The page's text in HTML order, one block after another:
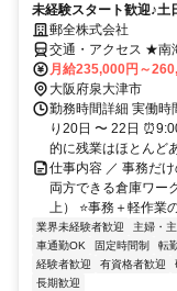
未経験スタート歓迎♪
郵全株式会社
交通・アクセス ★南
バイク・自転車通勤
月給235,000円～
大阪府泉大津市
勤務時間詳細 実働時
り20日 〜 22日
的に残業はほとんど
仕事内容 ／ 事務だ
両方できる倉庫ワー
上） ⭐事務＋軽作業
業界未経験者歓迎 主婦・
車通勤OK
固定時間制 転
経験者歓迎
有資格者歓迎
長期歓迎